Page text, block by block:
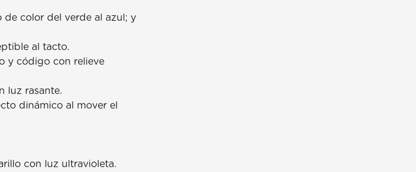
color del verde al azul; y
al tacto.
y código con relieve
luz rasante.
dinámico al mover el
con luz ultravioleta.